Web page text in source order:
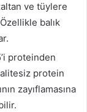
ve tüylere
balık
proteinden
protein
zayıflamasına